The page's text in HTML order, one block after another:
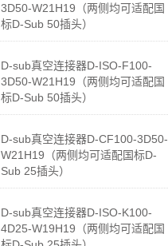
3D50-W21H19（两侧均可适配国
标D-Sub 50插头）
2026-05-07
D-sub真空连接器D-ISO-F100-
3D50-W21H19（两侧均可适配国
标D-Sub 50插头）
2026-05-07
D-sub真空连接器D-CF100-3D50-
W21H19（两侧均可适配国标D-
Sub 25插头）
2026-05-07
D-sub真空连接器D-ISO-K100-
4D25-W19H19（两侧均可适配国